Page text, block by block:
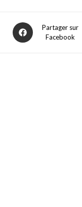
Partager sur
Facebook